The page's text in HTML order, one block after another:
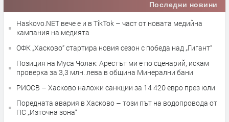
Последни новини
Haskovo.NET вече е и в TikTok – част от новата медийна
кампания на медията
ОФК „Хасково“ стартира новия сезон с победа над „Гигант“
Позиция на Муса Чолак: Арестът ми е по сценарий, искам
проверка за 3,3 млн. лева в община Минерални бани
РИОСВ – Хасково наложи санкции за 14 420 евро през юли
Поредната авария в Хасково – този път на водопровода от
ПС „Източна зона“